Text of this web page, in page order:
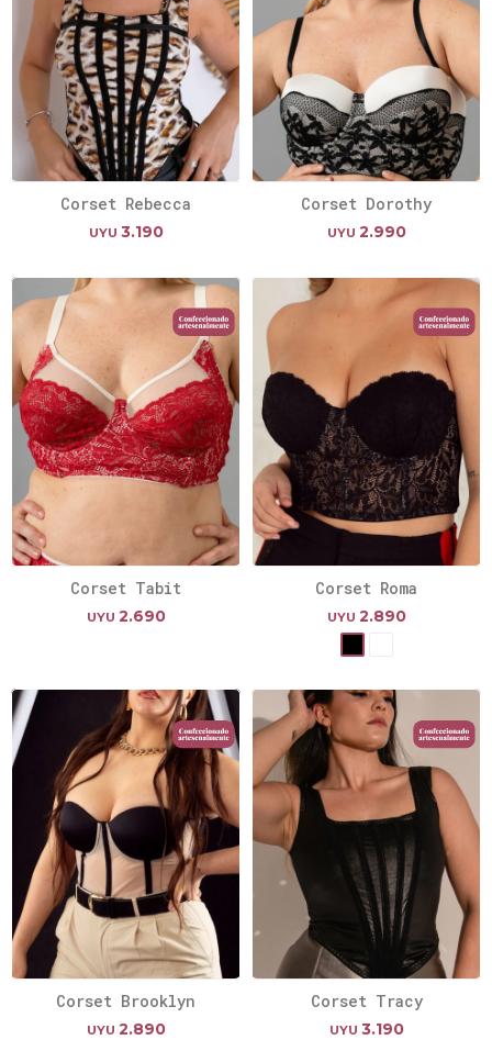
Corset Rebecca
UYU 3.190
Corset Dorothy
UYU 2.990
Corset Tabit
UYU 2.690
Corset Roma
UYU 2.890
Corset Brooklyn
UYU 2.890
Corset Tracy
UYU 3.190